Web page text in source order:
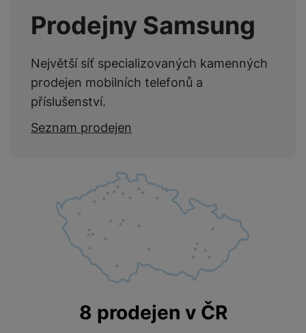
Prodejny Samsung
Největší síť specializovaných kamenných
prodejen mobilních telefonů a
příslušenství.
Seznam prodejen
8 prodejen v ČR